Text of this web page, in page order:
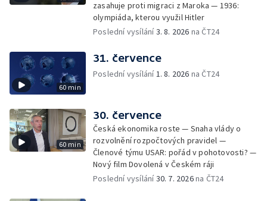
zasahuje proti migraci z Maroka — 1936:
olympiáda, kterou využil Hitler
Poslední vysílání3. 8. 2026 na ČT24
60 min
31. července
Poslední vysílání 1. 8. 2026 na ČT24
60 min
30. července
Česká ekonomika roste — Snaha vlády o
rozvolnění rozpočtových pravidel —
Členové týmu USAR: pořád v pohotovosti? —
Nový film Dovolená v Českém ráji
Poslední vysílání30. 7. 2026na ČT24